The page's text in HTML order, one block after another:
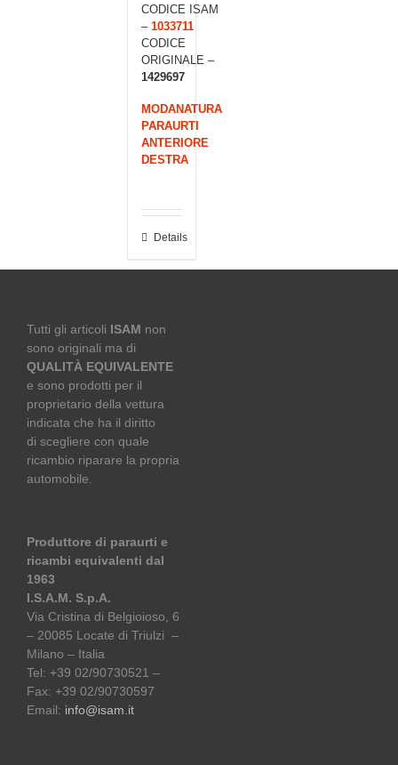
CODICE ISAM
– 1033711
CODICE
ORIGINALE –
1429697
MODANATURA
PARAURTI
ANTERIORE
DESTRA
Details
Tutti gli articoli ISAM non
sono originali ma di
QUALITÀ EQUIVALENTE
e sono prodotti per il
proprietario della vettura
indicata che ha il diritto
di scegliere con quale
ricambio riparare la propria
automobile.
Produttore di paraurti e
ricambi equivalenti dal
1963
I.S.A.M. S.p.A.
Via Cristina di Belgioioso, 6
– 20085 Locate di Triulzi –
Milano – Italia
Tel: +39 02/90730521 –
Fax: +39 02/90730597
Email: info@isam.it